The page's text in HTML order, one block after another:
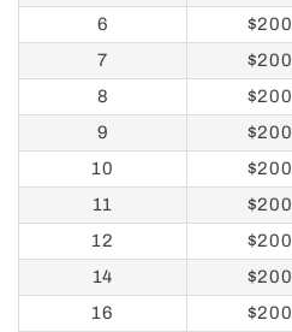
6
$200
7
$200
8
$200
9
$200
10
$200
11
$200
12
$200
14
$200
16
$200